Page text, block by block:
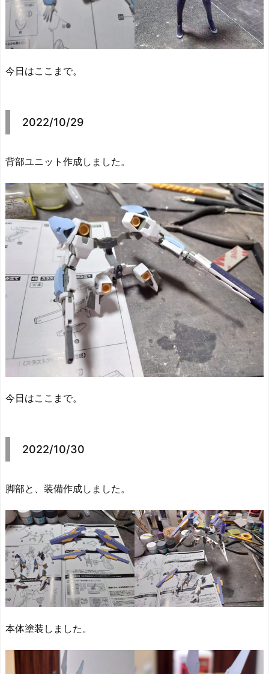
今日はここまで。
2022/10/29
背部ユニット作成しました。
今日はここまで。
2022/10/30
脚部と、装備作成しました。
本体塗装しました。